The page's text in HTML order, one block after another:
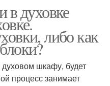
в духовке
либо как
шкафу, будет
процесс занимает